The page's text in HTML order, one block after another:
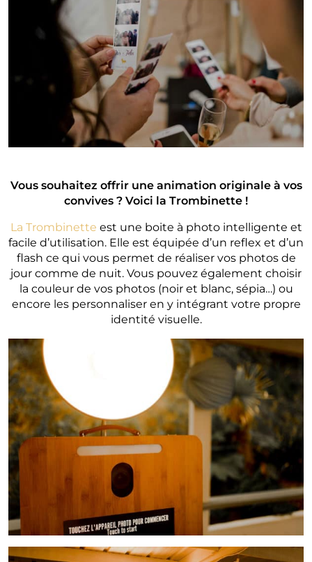
Vous souhaitez offrir une animation originale à vos
convives ? Voici la Trombinette !
La Trombinette est une boite à photo intelligente et
facile d’utilisation. Elle est équipée d’un reflex et d’un
flash ce qui vous permet de réaliser vos photos de
jour comme de nuit. Vous pouvez également choisir
la couleur de vos photos (noir et blanc, sépia…) ou
encore les personnaliser en y intégrant votre propre
identité visuelle.